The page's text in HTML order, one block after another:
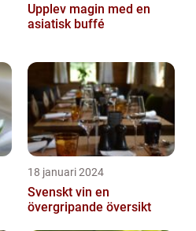
Upplev magin med en
asiatisk buffé
18 januari 2024
Svenskt vin en
övergripande översikt